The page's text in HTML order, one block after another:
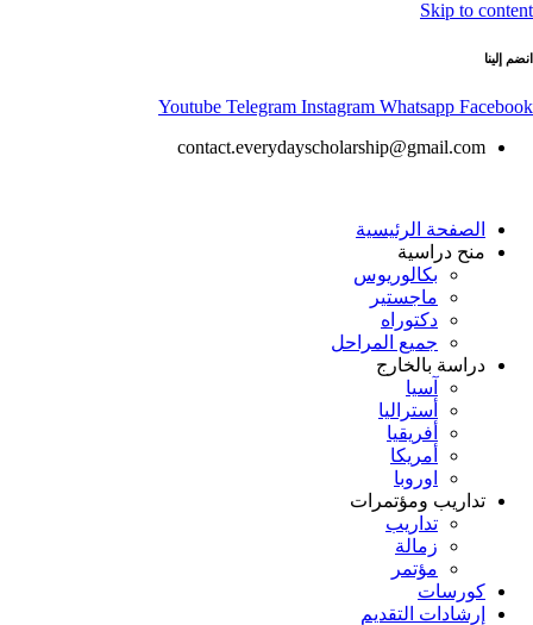
Skip to content
انضم إلينا
Youtube Telegram Instagram Whatsapp Facebook
contact.everydayscholarship@gmail.com
الصفحة الرئيسية
منح دراسية
بكالوريوس
ماجستير
دكتوراه
جميع المراحل
دراسة بالخارج
آسيا
أستراليا
أفريقيا
أمريكا
اوروبا
تداريب ومؤتمرات
تداريب
زمالة
مؤتمر
كورسات
إرشادات التقديم